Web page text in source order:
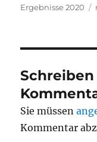
Ergebnisse 2020
Sie müssen
Kommentar